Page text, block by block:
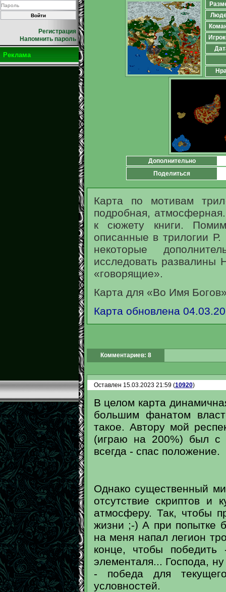
Регистрация
Напомнить пароль
Реклама
Дополнительно
Поделиться
Карта по мотивам
подробная,
к сюжету книги.
описанные в трилогии Р.
некоторые
исследовать развалины
«говорящие».
Карта для «Во Имя
Карта обновлена
Комментариев: 8
Оставлен 15.03.2023 21:59 (10920)
В целом карта
большим фанатом
такое. Автору мой
(играю на 200%) был с
всегда - спас положение.
Однако существенный
отсутствие скриптов и
атмосферу. Так, чтобы
жизни ;-) А при попытке
на меня напал легион
конце, чтобы победить
элементаля... Господа,
- победа для
условностей.